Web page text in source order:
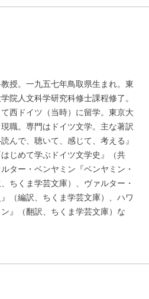
授。一九五七年鳥取県生まれ。東
院人文科学研究科修士課程修了。
西ドイツ（当時）に留学。東京大
職。専門はドイツ文学。主な著訳
で、聴いて、感じて、考える』
じめて学ぶドイツ文学史』（共
ター・ベンヤミン『ベンヤミン・
ちくま学芸文庫）、ヴァルター・
（編訳、ちくま学芸文庫）、ハワ
』（翻訳、ちくま学芸文庫）な